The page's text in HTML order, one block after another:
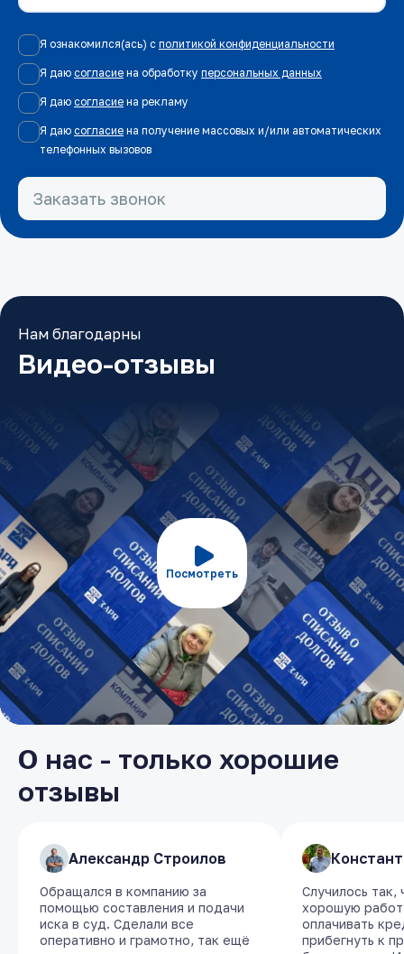
Я ознакомился(ась) с политикой конфиденциальности
Я даю согласие на обработку персональных данных
Я даю согласие на рекламу
Я даю согласие на получение массовых и/или автоматических
телефонных вызовов
Заказать звонок
Нам благодарны
Видео-отзывы
Посмотреть
О нас - только хорошие
отзывы
​Александр Строилов
Обращался в компанию за
помощью составления и подачи
иска в суд. Сделали все
оперативно и грамотно, так ещё
Случилось так,
хорошую
оплачивать
прибегнуть к
​Александр Строилов
Обращался в компанию за
помощью составления и подачи
иска в суд. Сделали все
оперативно и грамотно, так ещё
Случилось так,
хорошую
оплачивать
прибегнуть к